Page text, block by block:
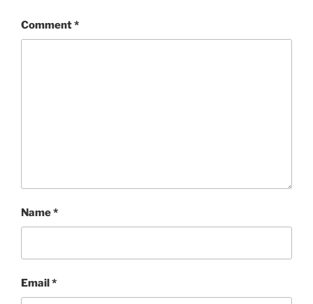
Comment*
Name*
Email*